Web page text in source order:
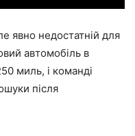
явно недостатній для
автомобіль в
миль, і команді
після